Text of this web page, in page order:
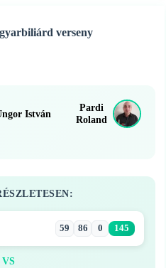
verseny
István
Pardi
Roland
59 86 0 145
VS